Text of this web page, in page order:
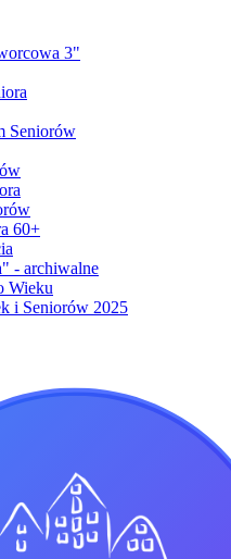
3"
Seniorów
60+
- archiwalne
Wieku
i Seniorów 2025